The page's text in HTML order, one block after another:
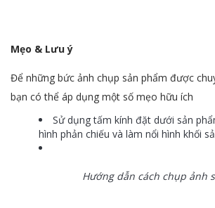
Mẹo & Lưu ý
Để những bức ảnh chụp sản phẩm được
bạn có thể áp dụng một số mẹo hữu ích
Sử dụng tấm kính đặt dưới sản
hình phản chiếu và làm nổi hình khối
Hướng dẫn cách chụp ảnh